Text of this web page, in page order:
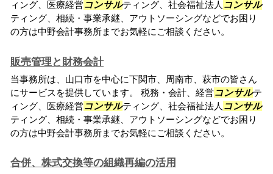
ィング、医療経営コンサルティング、社会福祉法人 コンサル
ティング、相続・事業承継、アウトソーシングなどでお困り
の方は中野会計事務所までお気軽にご相談ください。
販売管理と財務会計
当事務所は、山口市を中心に下関市、周南市、萩市の皆さん
にサービスを提供しています。 税務・会計、経営コンサルテ
ィング、医療経営コンサルティング、社会福祉法人 コンサル
ティング、相続・事業承継、アウトソーシングなどでお困り
の方は中野会計事務所までお気軽にご相談ください。
合併、株式交換等の組織再編の活用